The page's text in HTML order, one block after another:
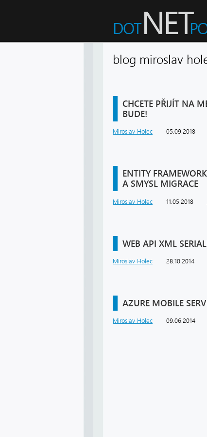
blog miroslav
CHCETE PŘIJÍT NA
BUDE!
Miroslav Holec 05.09.2018
ENTITY
A SMYSL MIGRACE
Miroslav Holec 11.05.2018
WEB API XML
Miroslav Holec 28.10.2014
AZURE MOBILE
Miroslav Holec 09.06.2014